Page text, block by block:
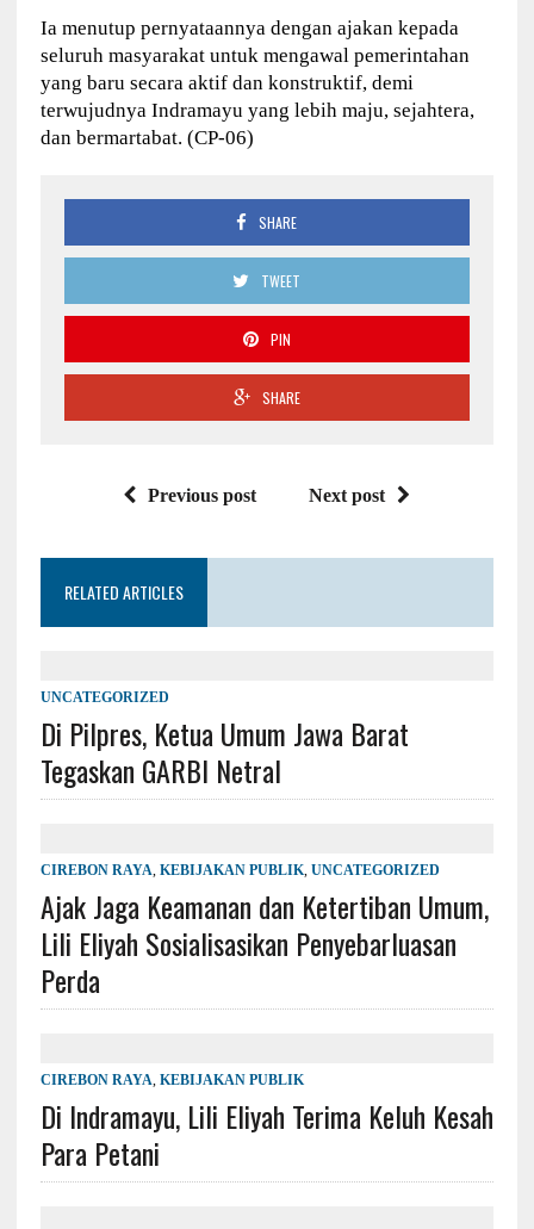
Ia menutup pernyataannya dengan ajakan kepada
seluruh masyarakat untuk mengawal pemerintahan
yang baru secara aktif dan konstruktif, demi
terwujudnya Indramayu yang lebih maju, sejahtera,
dan bermartabat. (CP-06)
SHARE
TWEET
PIN
SHARE
Previous post Next post
RELATED ARTICLES
UNCATEGORIZED
Di Pilpres, Ketua Umum Jawa Barat
Tegaskan GARBI Netral
CIREBON RAYA KEBIJAKAN PUBLIK, UNCATEGORIZED
Ajak Jaga Keamanan dan Ketertiban Umum,
Lili Eliyah Sosialisasikan Penyebarluasan
Perda
CIREBON RAYA KEBIJAKAN PUBLIK
Di Indramayu, Lili Eliyah Terima Keluh Kesah
Para Petani